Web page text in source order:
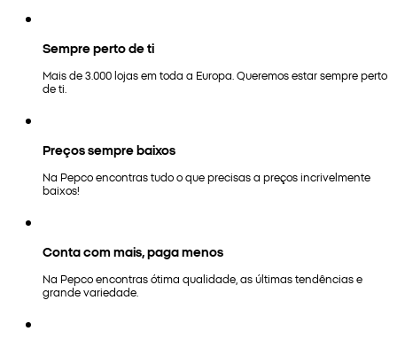
Sempre perto de ti
Mais de 3.000 lojas em toda a Europa. Queremos estar sempre perto
de ti.
Preços sempre baixos
Na Pepco encontras tudo o que precisas a preços incrivelmente
baixos!
Conta com mais, paga menos
Na Pepco encontras ótima qualidade, as últimas tendências e
grande variedade.